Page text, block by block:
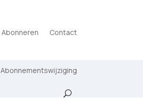
Abonneren Contact
Abonnementswijziging